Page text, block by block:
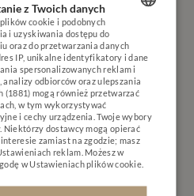
KIDS
od dokładnej diagnostyki,
wizycie.
KONSULTACJĘ
POLISH
ENGLISH
GERMAN
CZECH
z Twoich danych
cookie i podobnych
i uzyskiwania dostępu do
oraz do przetwarzania danych
IP, unikalne identyfikatory i dane
spersonalizowanych reklam i
odbiorców oraz ulepszania
(1881) mogą również przetwarzać
w tym wykorzystywać
i cechy urządzenia. Twoje wybory
Niektórzy dostawcy mogą opierać
zamiast na zgodzie; masz
reklam . Możesz w
wUstawieniach plików cookie